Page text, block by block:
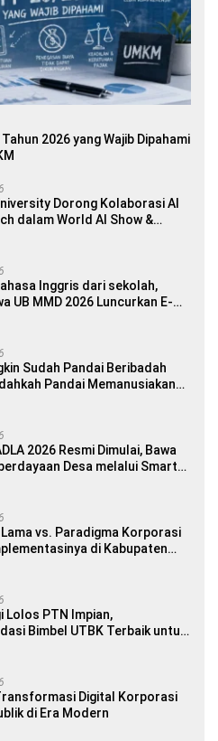
2026 yang Wajib Dipahami
Dorong Kolaborasi AI
dalam World AI Show &
Inggris dari sekolah,
UB MMD 2026 Luncurkan E-
Sudah Pandai Beribadah
Pandai Memanusiakan
2026 Resmi Dimulai, Bawa
Desa melalui Smart
vs. Paradigma Korporasi
di Kabupaten
Lolos PTN Impian,
Bimbel UTBK Terbaik untuk
Digital Korporasi
di Era Modern